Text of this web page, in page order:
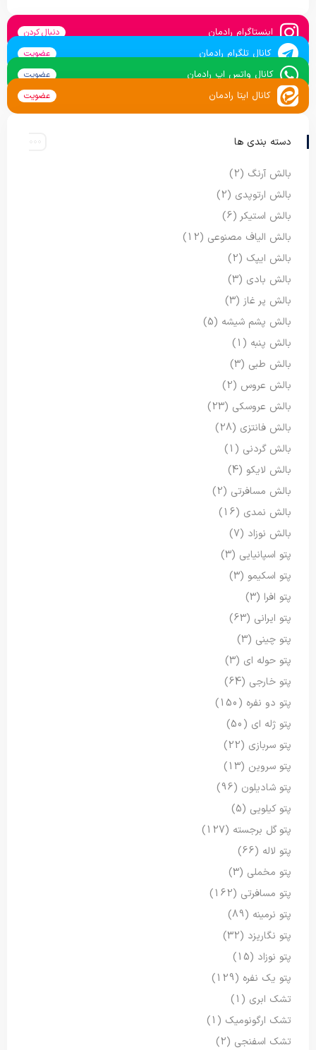
اینستاگرام رادمان دنبال کردن
کانال تلگرام رادمان عضویت
کانال واتس اپ رادمان عضویت
کانال ایتا رادمان عضویت
دسته بندی ها
بالش آرنگ (2)
بالش ارتوپدی (2)
بالش استیکر (6)
بالش الیاف مصنوعی (12)
بالش ایپک (2)
بالش بادی (3)
بالش پر غاز (3)
بالش پشم شیشه (5)
بالش پنبه (1)
بالش طبی (3)
بالش عروس (2)
بالش عروسکی (23)
بالش فانتزی (28)
بالش گردنی (1)
بالش لایکو (4)
بالش مسافرتی (2)
بالش نمدی (16)
بالش نوزاد (7)
پتو اسپانیایی (3)
پتو اسکیمو (3)
پتو افرا (3)
پتو ایرانی (63)
پتو چینی (3)
پتو حوله ای (3)
پتو خارجی (64)
پتو دو نفره (150)
پتو ژله ای (50)
پتو سربازی (22)
پتو سروین (13)
پتو شادیلون (96)
پتو کیلویی (5)
پتو گل برجسته (127)
پتو لاله (66)
پتو مخملی (3)
پتو مسافرتی (162)
پتو نرمینه (89)
پتو نگاریزد (32)
پتو نوزاد (15)
پتو یک نفره (129)
تشک ابری (1)
تشک ارگونومیک (1)
تشک اسفنجی (2)